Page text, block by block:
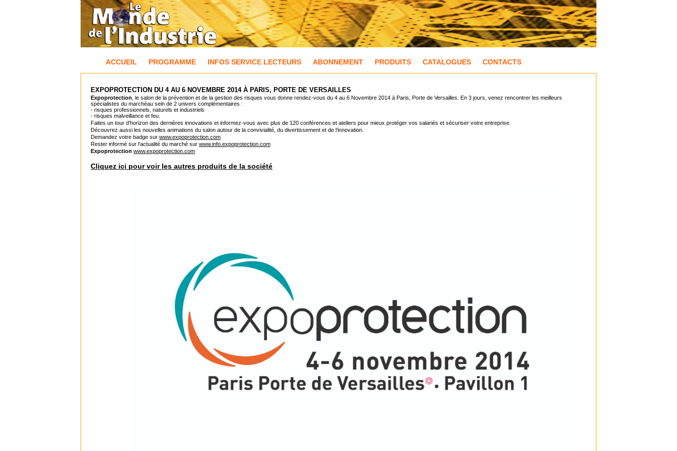
ACCUEIL PROGRAMME INFOS SERVICE LECTEURS ABONNEMENT PRODUITS CATALOGUES CONTACTS
EXPOPROTECTION DU 4 AU 6 NOVEMBRE 2014 À PARIS, PORTE DE VERSAILLES
Expoprotection , le salon de la prévention et de la gestion des risques vous donne rendez-vous du 4 au 6 Novembre 2014 à Paris, Porte de Versailles. En 3 jours, venez rencontrer les meilleurs
spécialistes du marchéau sein de 2 univers complémentaires :
- risques professionnels, naturels et industriels
- risques malveillance et feu.
Faites un tour d’horizon des dernières innovations et informez-vous avec plus de 120 conférences et ateliers pour mieux protéger vos salariés et sécuriser votre entreprise.
Découvrez aussi les nouvelles animations du salon autour de la convivialité, du divertissement et de l’innovation.
Demandez votre badge sur www.expoprotection.com
Rester informé sur l’actualité du marché sur www.info.expoprotection.com
Expoprotection www.expoprotection.com
Cliquez ici pour voir les autres produits de la société